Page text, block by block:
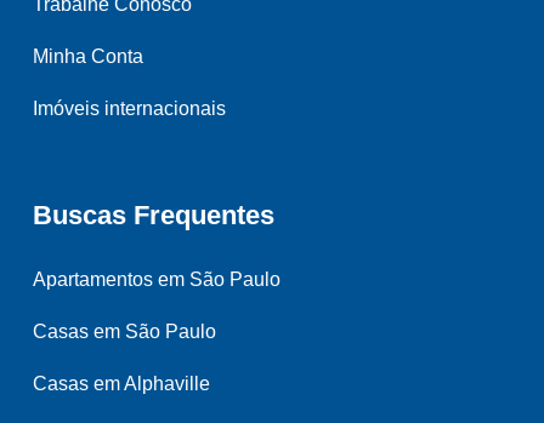
Minha Conta
Imóveis internacionais
Buscas Frequentes
Apartamentos em São Paulo
Casas em São Paulo
Casas em Alphaville